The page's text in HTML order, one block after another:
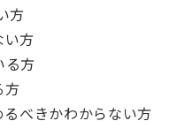
方
い方
る方
方
べきかわからない方